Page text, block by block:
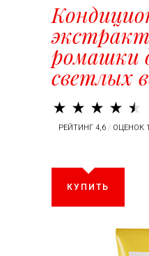
ромашки
светлых
РЕЙТИНГ 4,6 / ОЦЕНОК
КУПИТЬ